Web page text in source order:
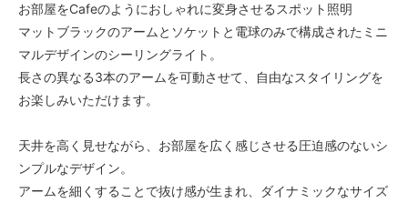
お部屋をCafeのようにおしゃれに変身させるスポット照明
マットブラックのアームとソケットと電球のみで構成されたミニ
マルデザインのシーリングライト。
長さの異なる3本のアームを可動させて、自由なスタイリングを
お楽しみいただけます。
天井を高く見せながら、お部屋を広く感じさせる圧迫感のないシ
ンプルなデザイン。
アームを細くすることで抜け感が生まれ、ダイナミックなサイズ